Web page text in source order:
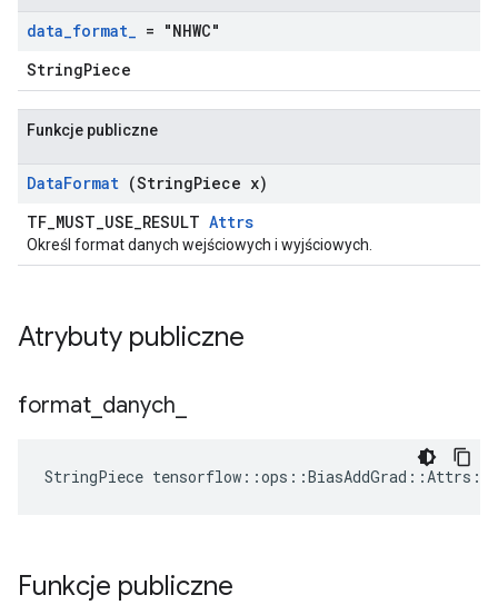
data_format_ = "NHWC"
StringPiece
Funkcje publiczne
DataFormat (StringPiece x)
TF_MUST_USE_RESULT Attrs
Określ format danych wejściowych i wyjściowych.
Atrybuty publiczne
format danych
StringPiece
Funkcje publiczne